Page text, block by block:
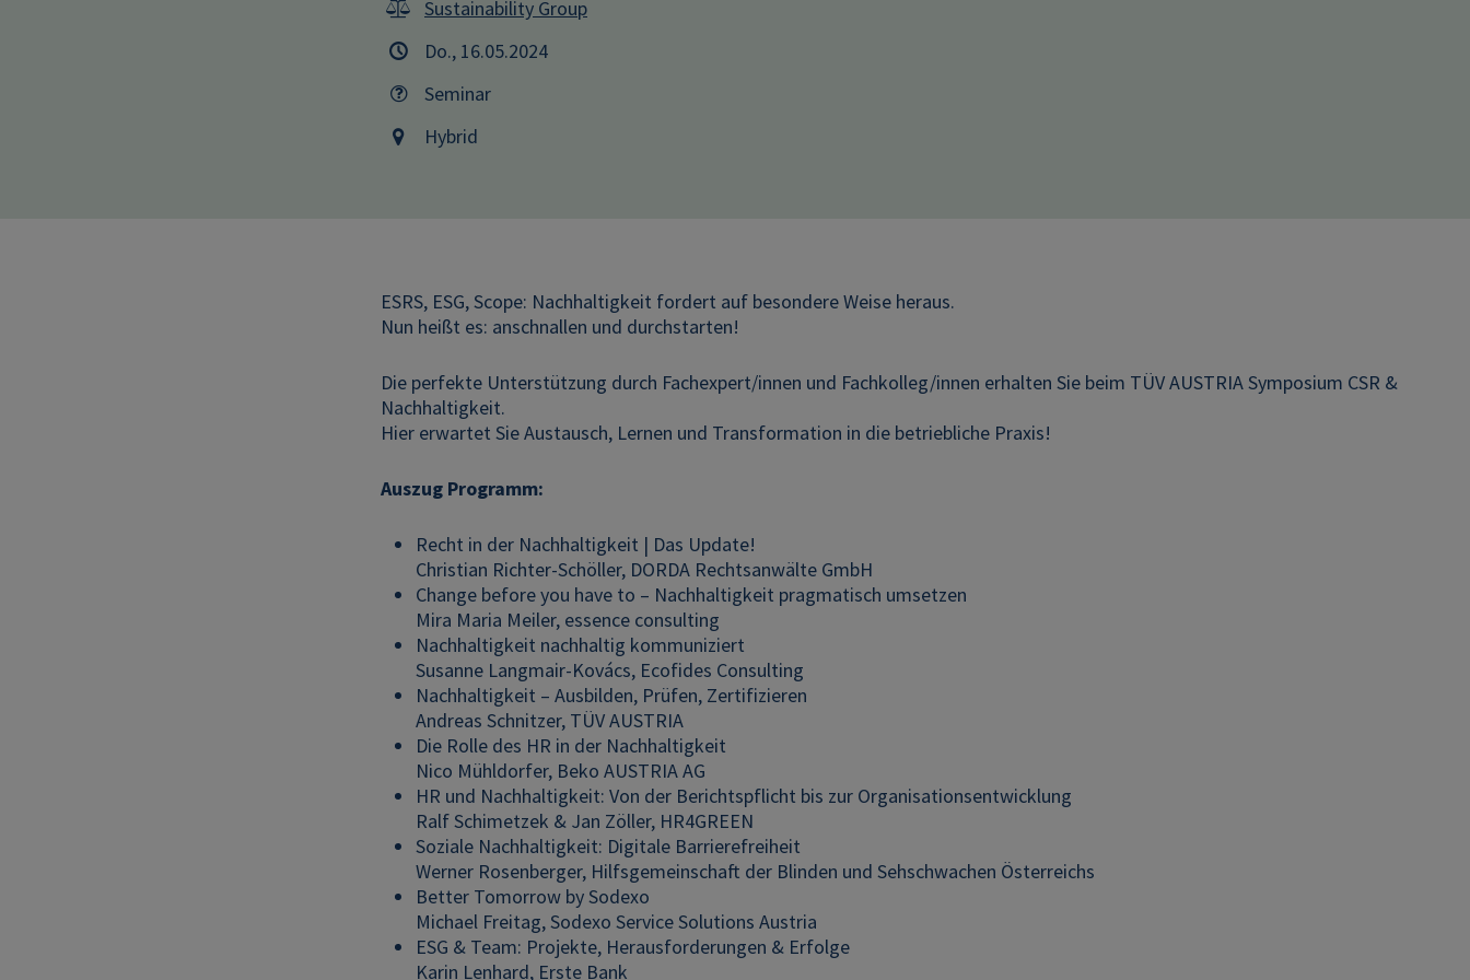
Sustainability Group
Do., 16.05.2024
Seminar
Hybrid
ESRS, ESG, Scope: Nachhaltigkeit fordert auf besondere Weise heraus.
Nun heißt es: anschnallen und durchstarten!
Die perfekte Unterstützung durch Fachexpert/innen und Fachkolleg/innen erhalten Sie beim TÜV AUSTRIA Symposium CSR &
Nachhaltigkeit.
Hier erwartet Sie Austausch, Lernen und Transformation in die betriebliche Praxis!
Auszug Programm:
Recht in der Nachhaltigkeit | Das Update!
Christian Richter-Schöller, DORDA Rechtsanwälte GmbH
Change before you have to – Nachhaltigkeit pragmatisch umsetzen
Mira Maria Meiler, essence consulting
Nachhaltigkeit nachhaltig kommuniziert
Susanne Langmair-Kovács, Ecofides Consulting
Nachhaltigkeit – Ausbilden, Prüfen, Zertifizieren
Andreas Schnitzer, TÜV AUSTRIA
Die Rolle des HR in der Nachhaltigkeit
Nico Mühldorfer, Beko AUSTRIA AG
HR und Nachhaltigkeit: Von der Berichtspflicht bis zur Organisationsentwicklung
Ralf Schimetzek & Jan Zöller, HR4GREEN
Soziale Nachhaltigkeit: Digitale Barrierefreiheit
Werner Rosenberger, Hilfsgemeinschaft der Blinden und Sehschwachen Österreichs
Better Tomorrow by Sodexo
Michael Freitag, Sodexo Service Solutions Austria
ESG & Team: Projekte, Herausforderungen & Erfolge
Karin Lenhard, Erste Bank